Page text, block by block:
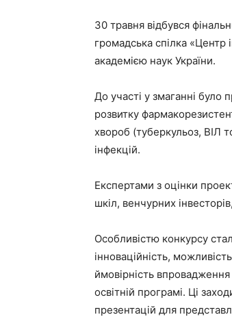
30 травня відбувся
громадська спілка «Центр
академією наук України.
До участі у змаганні було
розвитку
хвороб (туберкульоз, ВІЛ
інфекцій.
Експертами з оцінки
шкіл, венчурних
Особливістю конкурсу
інноваційність,
ймовірність
освітній програмі. Ці
презентацій для